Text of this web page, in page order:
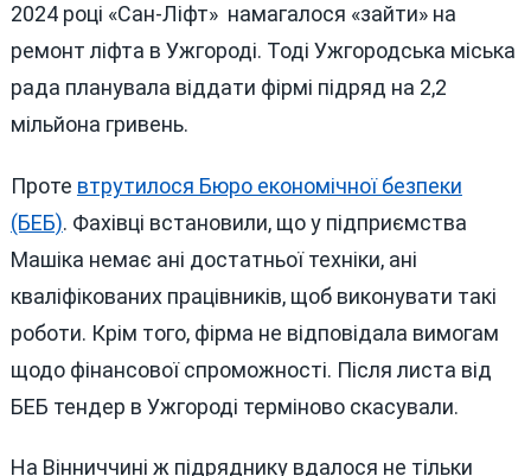
2024 році «Сан-Ліфт» намагалося «зайти» на
ремонт ліфта в Ужгороді. Тоді Ужгородська міська
рада планувала віддати фірмі підряд на 2,2
мільйона гривень.
Проте втрутилося Бюро економічної безпеки
(БЕБ). Фахівці встановили, що у підприємства
Машіка немає ані достатньої техніки, ані
кваліфікованих працівників, щоб виконувати такі
роботи. Крім того, фірма не відповідала вимогам
щодо фінансової спроможності. Після листа від
БЕБ тендер в Ужгороді терміново скасували.
На Вінниччині ж підряднику вдалося не тільки